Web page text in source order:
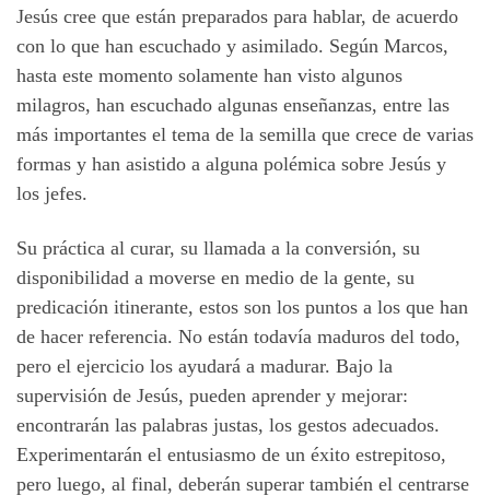
Jesús cree que están preparados para hablar, de acuerdo
con lo que han escuchado y asimilado. Según Marcos,
hasta este momento solamente han visto algunos
milagros, han escuchado algunas enseñanzas, entre las
más importantes el tema de la semilla que crece de varias
formas y han asistido a alguna polémica sobre Jesús y
los jefes.
Su práctica al curar, su llamada a la conversión, su
disponibilidad a moverse en medio de la gente, su
predicación itinerante, estos son los puntos a los que han
de hacer referencia. No están todavía maduros del todo,
pero el ejercicio los ayudará a madurar. Bajo la
supervisión de Jesús, pueden aprender y mejorar:
encontrarán las palabras justas, los gestos adecuados.
Experimentarán el entusiasmo de un éxito estrepitoso,
pero luego, al final, deberán superar también el centrarse